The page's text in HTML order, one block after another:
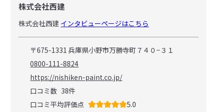
株式会社西建
株式会社西建 インタビューページはこちら
〒675-1331 兵庫県小野市万勝寺町７４０−３１
0800-111-8824
https://nishiken-paint.co.jp/
口コミ数 38件
口コミ平均評価点
5.0